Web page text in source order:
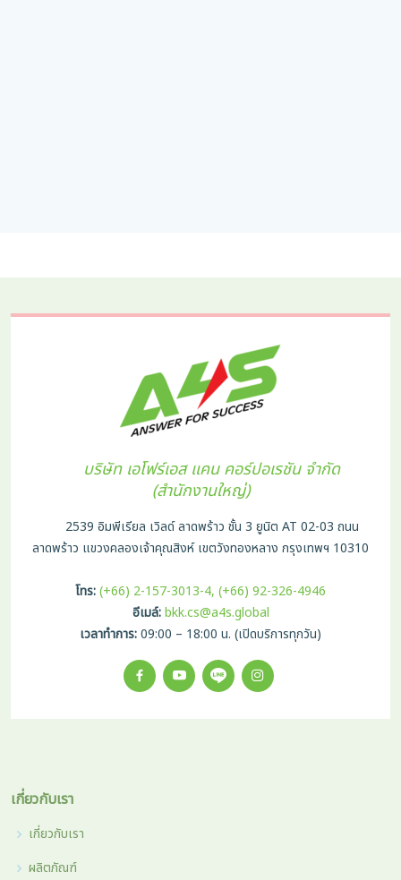
บริษัท เอโฟร์เอส แคน คอร์ปอเรชัน จำกัด
(สำนักงานใหญ่)
2539 อิมพีเรียล เวิลด์ ลาดพร้าว ชั้น 3 ยูนิต AT 02-03 ถนน
ลาดพร้าว แขวงคลองเจ้าคุณสิงห์ เขตวังทองหลาง กรุงเทพฯ 10310
โทร:(+66) 2-157-3013-4, (+66) 92-326-4946
อีเมล์:bkk.cs@a4s.global
เวลาทำการ:09:00 – 18:00 น. (เปิดบริการทุกวัน)
เกี่ยวกับเรา
เกี่ยวกับเรา
ผลิตภัณฑ์